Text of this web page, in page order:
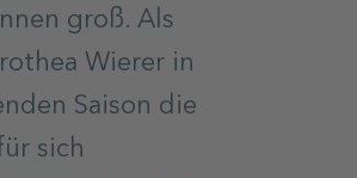
groß. Als
Wierer in
Saison die
sich